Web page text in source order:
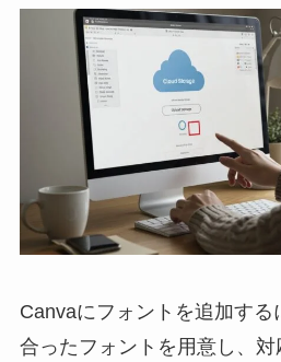
Canvaにフォントを追加す
合ったフォントを用意し、